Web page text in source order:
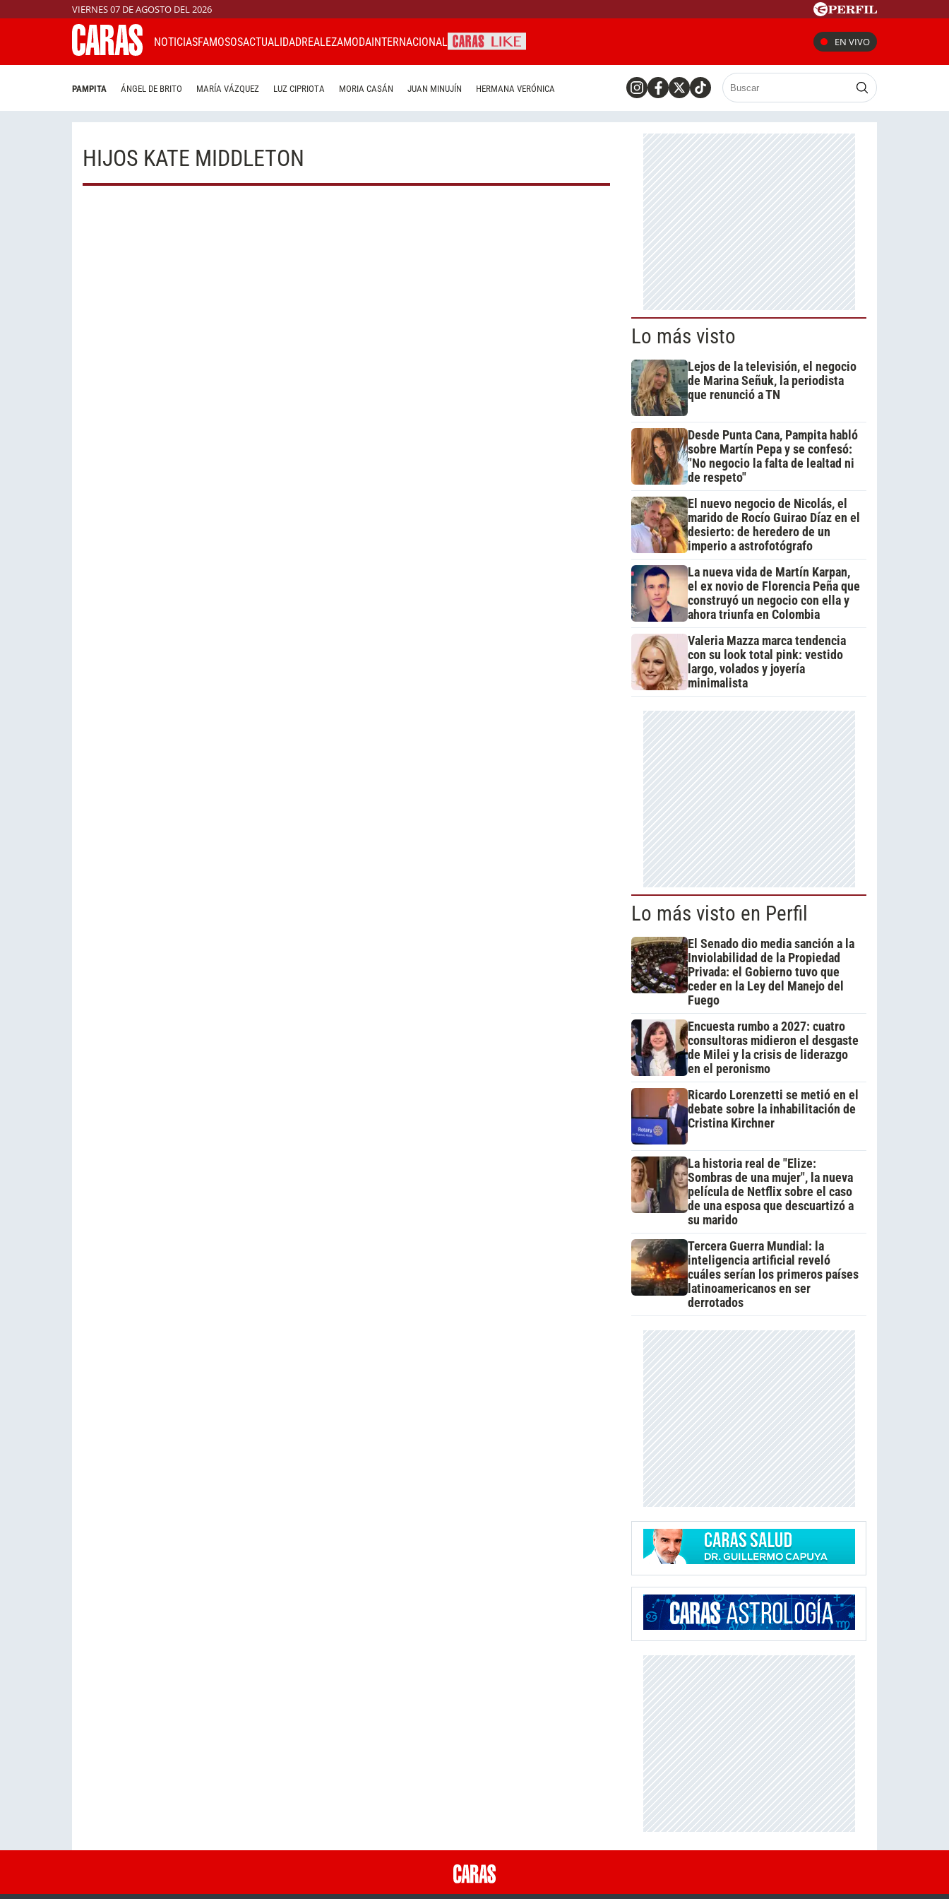
VIERNES 07 DE AGOSTO DEL 2026
NOTICIASFAMOSOSACTUALIDADREALEZAMODAINTERNACIONAL EN VIVO
PAMPITA ÁNGEL DE BRITO MARÍA VÁZQUEZ LUZ CIPRIOTA MORIA CASÁN JUAN MINUJÍN HERMANA VERÓNICA
HIJOS KATE MIDDLETON
Lo más visto
Lejos de la televisión, el negocio
de Marina Señuk, la periodista
que renunció a TN
Desde Punta Cana, Pampita habló
sobre Martín Pepa y se confesó:
"No negocio la falta de lealtad ni
de respeto"
El nuevo negocio de Nicolás, el
marido de Rocío Guirao Díaz en el
desierto: de heredero de un
imperio a astrofotógrafo
La nueva vida de Martín Karpan,
el ex novio de Florencia Peña que
construyó un negocio con ella y
ahora triunfa en Colombia
Valeria Mazza marca tendencia
con su look total pink: vestido
largo, volados y joyería
minimalista
Lo más visto en Perfil
El Senado dio media sanción a la
Inviolabilidad de la Propiedad
Privada: el Gobierno tuvo que
ceder en la Ley del Manejo del
Fuego
Encuesta rumbo a 2027: cuatro
consultoras midieron el desgaste
de Milei y la crisis de liderazgo
en el peronismo
Ricardo Lorenzetti se metió en el
debate sobre la inhabilitación de
Cristina Kirchner
La historia real de "Elize:
Sombras de una mujer", la nueva
película de Netflix sobre el caso
de una esposa que descuartizó a
su marido
Tercera Guerra Mundial: la
inteligencia artificial reveló
cuáles serían los primeros países
latinoamericanos en ser
derrotados